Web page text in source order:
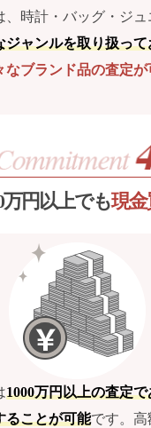
、時計・バッグ・ジ
ジャンルを取り扱っ
なブランド品の査定が
万円以上でも現金
1000万円以上の査定
ることが可能です。